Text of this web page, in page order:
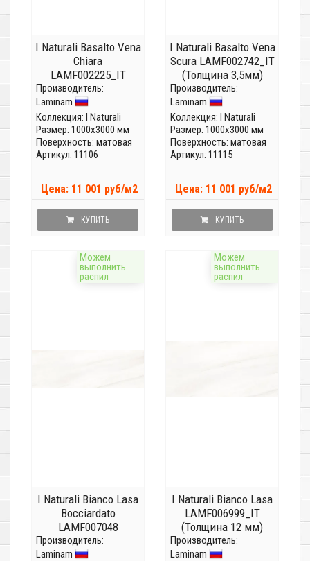
I Naturali Basalto Vena
Chiara
LAMF002225_IT
(Толщина 3,5мм)
Производитель:
Laminam
Коллекция: I Naturali
Размер: 1000x3000 мм
Поверхность: матовая
Артикул: 11106
Цена: 11 001 руб/м2
КУПИТЬ
I Naturali Basalto Vena
Scura LAMF002742_IT
(Толщина 3,5мм)
Производитель:
Laminam
Коллекция: I Naturali
Размер: 1000x3000 мм
Поверхность: матовая
Артикул: 11115
Цена: 11 001 руб/м2
КУПИТЬ
Можем
выполнить
распил
I Naturali Bianco Lasa
Bocciardato
LAMF007048
(Толщина 5,6мм)
Производитель:
Laminam
Можем
выполнить
распил
I Naturali Bianco Lasa
LAMF006999_IT
(Толщина 12 мм)
Производитель:
Laminam